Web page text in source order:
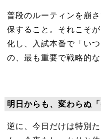
普段のルーティンを崩
保すること。それこそ
化し、入試本番で「い
の、最も重要で戦略的
明日からも、変わらぬ
逆に、今日だけは特別